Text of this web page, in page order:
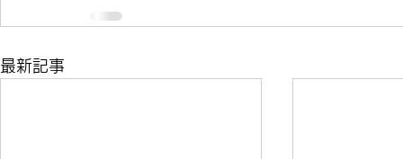
最新記事